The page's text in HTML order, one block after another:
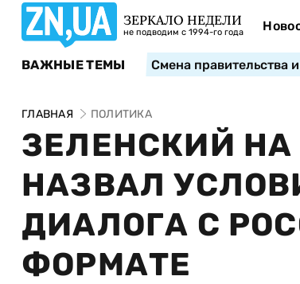
ЗЕРКАЛО НЕДЕЛИ
не подводим с 1994-го года
ВАЖНЫЕ ТЕМЫ Смена правительства
ГЛАВНАЯ ПОЛИТИКА
ЗЕЛЕНСКИЙ
НАЗВАЛ
ДИАЛОГА С
ФОРМАТЕ